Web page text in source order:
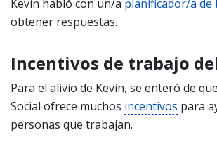
Kevin habló con un/a planificador/a de
obtener respuestas.
Incentivos de trabajo del
Para el alivio de Kevin, se enteró de
Social ofrece muchos incentivos para
personas que trabajan.